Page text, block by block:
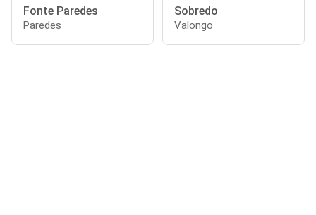
Fonte Paredes
Paredes
Sobredo
Valongo